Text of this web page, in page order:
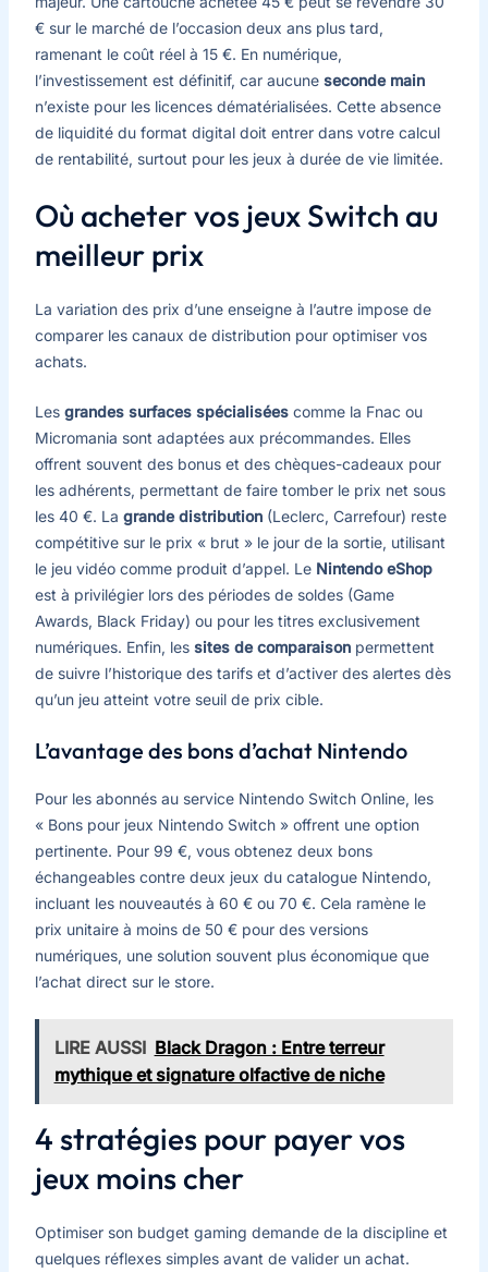
€ sur le marché de l’occasion deux ans plus tard,
ramenant le coût réel à 15 €. En numérique,
l’investissement est définitif, car aucune seconde main
n’existe pour les licences dématérialisées. Cette absence
de liquidité du format digital doit entrer dans votre calcul
de rentabilité, surtout pour les jeux à durée de vie limitée.
Où acheter vos jeux Switch au
meilleur prix
La variation des prix d’une enseigne à l’autre impose de
comparer les canaux de distribution pour optimiser vos
achats.
Les grandes surfaces spécialiséescomme la Fnac ou
Micromania sont adaptées aux précommandes. Elles
offrent souvent des bonus et des chèques-cadeaux pour
les adhérents, permettant de faire tomber le prix net sous
les 40 €. La grande distribution(Leclerc, Carrefour) reste
compétitive sur le prix « brut » le jour de la sortie, utilisant
le jeu vidéo comme produit d’appel. Le Nintendo eShop
est à privilégier lors des périodes de soldes (Game
Awards, Black Friday) ou pour les titres exclusivement
numériques. Enfin, les sites de comparaisonpermettent
de suivre l’historique des tarifs et d’activer des alertes dès
qu’un jeu atteint votre seuil de prix cible.
L’avantage des bons d’achat Nintendo
Pour les abonnés au service Nintendo Switch Online, les
« Bons pour jeux Nintendo Switch » offrent une option
pertinente. Pour 99 €, vous obtenez deux bons
échangeables contre deux jeux du catalogue Nintendo,
incluant les nouveautés à 60 € ou 70 €. Cela ramène le
prix unitaire à moins de 50 € pour des versions
numériques, une solution souvent plus économique que
l’achat direct sur le store.
LIRE AUSSI Black Dragon : Entre terreur
mythique et signature olfactive de niche
4 stratégies pour payer vos
jeux moins cher
Optimiser son budget gaming demande de la discipline et
quelques réflexes simples avant de valider un achat.